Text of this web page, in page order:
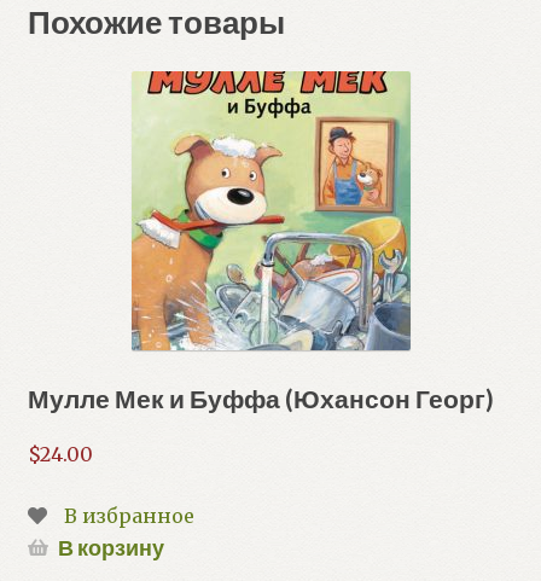
Похожие товары
Мулле Мек и Буффа (Юхансон Георг)
$24.00
В избранное
В корзину